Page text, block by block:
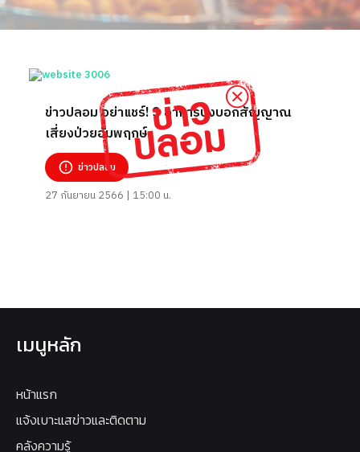
ข่าวปลอม อย่าแชร์! 3 อาการบ่งบอกสัญญาณ
เสี่ยงป่วยอัมพฤกษ์
ข่าวปลอม
27 กันยายน 2566 | 15:00 น.
เมนูหลัก
หน้าแรก
แจ้งเบาะแสข่าวและติดตาม
คลังความรู้